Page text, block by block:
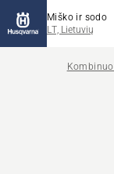
Miško ir sodo
LT, Lietuvių